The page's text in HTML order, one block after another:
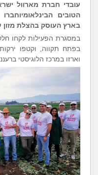
עובדי חברת מארוול
הטובים הבינלאומי
בארץ העוסק בהצלת מזון עודף
בפתח תקווה, וקטפו
וארזו במרכז הלוגיסטי